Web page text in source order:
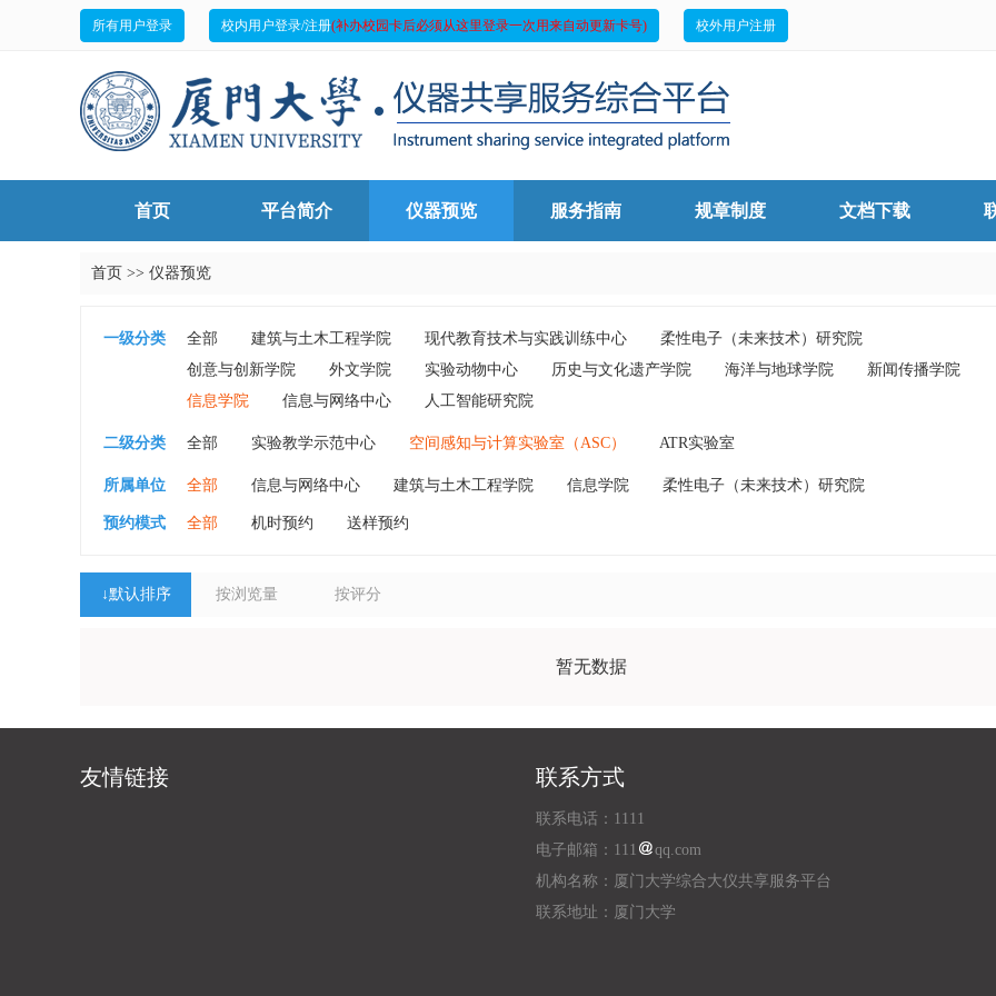
所有用户登录 校内用户登录/注册(补办校园卡后必须从这里登录一次用来自动更新卡号) 校外用户注册
首页 平台简介 仪器预览 服务指南 规章制度 文档下载
首页 >> 仪器预览
一级分类 全部 建筑与土木工程学院 现代教育技术与实践训练中心
柔性电子（未来技术）研究院
创意与创新学院
外文学院 实验动物中心 历史与文化遗产学院 海洋与地球学院
新闻传播学院
信息学院
信息与网络中心 人工智能研究院
二级分类 全部 实验教学示范中心 空间感知与计算实验室（ASC） ATR实验室
所属单位 全部 信息与网络中心 建筑与土木工程学院 信息学院
柔性电子（未来技术）研究院
海洋与地球学院
外文学院
预约模式 全部 机时预约 送样预约
↓默认排序 按浏览量 按评分
暂无数据
友情链接 联系方式
联系电话：1111
电子邮箱：111
qq.com
机构名称：厦门大学综合大仪共享服务平台
联系地址：厦门大学